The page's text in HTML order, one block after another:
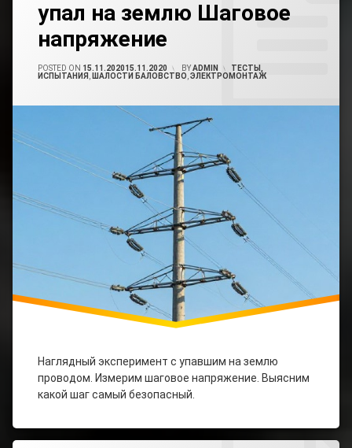
упал на землю Шаговое
напряжение
POSTED ON 15.11.202015.11.2020 BYADMIN CATEGORIES:
ТЕСТЫ,
ИСПЫТАНИЯ
ШАЛОСТИ БАЛОВСТВО ЭЛЕКТРОМОНТАЖ
Наглядный эксперимент с упавшим на землю
проводом. Измерим шаговое напряжение. Выясним
какой шаг самый безопасный.
Провод
Упал
На
Землю
Эксперимент
Эксперимент
On
Эксперимент
Провод
На
Землю
Напряжение